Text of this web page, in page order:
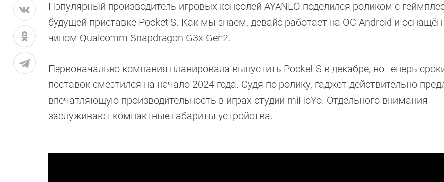
Популярный производитель игровых консолей AYANEO поделился роликом с
будущей приставке Pocket S. Как мы знаем, девайс работает на ОС Android и оснащён
чипом Qualcomm Snapdragon G3x Gen2.
Первоначально компания планировала выпустить Pocket S в декабре, но теперь
поставок сместился на начало 2024 года. Судя по ролику, гаджет действительно
впечатляющую производительность в играх студии miHoYo. Отдельного внимания
заслуживают компактные габариты устройства.